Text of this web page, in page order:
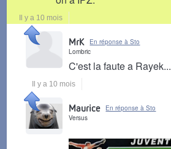
Il y a 10 mois
MrK
En réponse à Sto
Lombric
C'est la faute a Rayek...
Il y a 10 mois
Maurice
En réponse à Sto
Versus